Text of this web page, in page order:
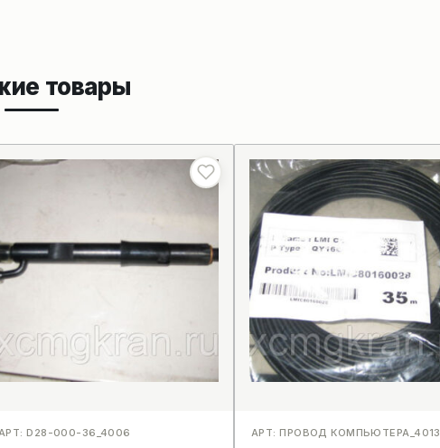
товары
D28-000-36_4006 АРТ: ПРОВОД КОМПЬЮТЕРА_4013